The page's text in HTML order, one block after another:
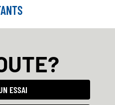
ESSAI